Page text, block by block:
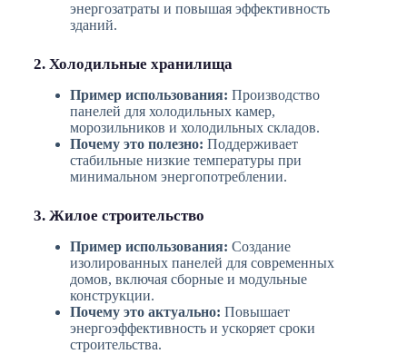
энергозатраты и повышая эффективность
зданий.
2. Холодильные хранилища
Пример использования: Производство
панелей для холодильных камер,
морозильников и холодильных складов.
Почему это полезно: Поддерживает
стабильные низкие температуры при
минимальном энергопотреблении.
3. Жилое строительство
Пример использования: Создание
изолированных панелей для современных
домов, включая сборные и модульные
конструкции.
Почему это актуально: Повышает
энергоэффективность и ускоряет сроки
строительства.